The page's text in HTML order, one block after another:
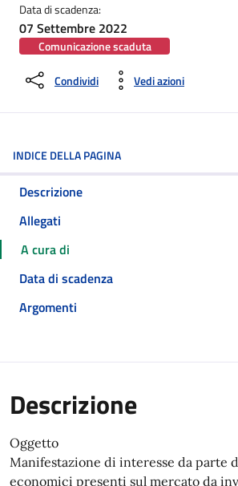
Data di scadenza:
07 Settembre 2022
Comunicazione scaduta
Condividi Vedi azioni
INDICE DELLA PAGINA
Descrizione
Allegati
A cura di
Data di scadenza
Argomenti
Descrizione
Oggetto
Manifestazione di interesse da parte
economici presenti sul mercato da